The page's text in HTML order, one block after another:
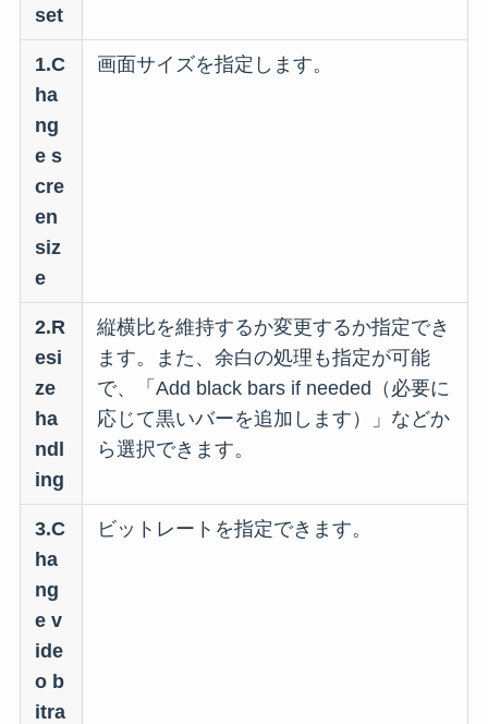
set
1.C
ha
ng
e s
cre
en
siz
e
画面サイズを指定します。
2.R
esi
ze
ha
ndl
ing
縦横比を維持するか変更するか指定でき
ます。また、余白の処理も指定が可能
で、「Add black bars if needed（必要に
応じて黒いバーを追加します）」などか
ら選択できます。
3.C
ha
ng
e v
ide
o b
itra
ビットレートを指定できます。